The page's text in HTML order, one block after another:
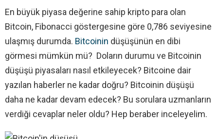
En büyük piyasa değerine sahip kripto para olan
Bitcoin, Fibonacci göstergesine göre 0,786 seviyesine
ulaşmış durumda. Bitcoinin düşüşünün en dibi
görmesi mümkün mü? Doların durumu ve Bitcoinin
düşüşü piyasaları nasıl etkileyecek? Bitcoine dair
yazılan haberler ne kadar doğru? Bitcoinin düşüşü
daha ne kadar devam edecek? Bu sorulara uzmanların
verdiği cevaplar neler oldu? Hep beraber inceleyelim.